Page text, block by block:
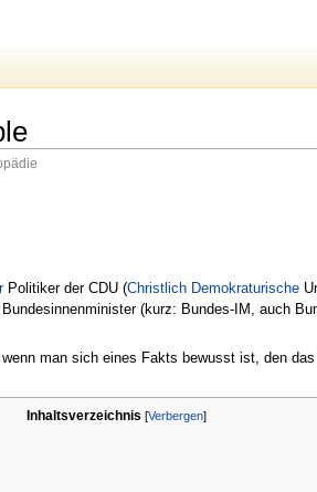
Politiker der CDU (Christlich Demokraturische
(kurz: Bundes-IM, auch
man sich eines Fakts bewusst ist, den
Inhaltsverzeichnis [Verbergen]